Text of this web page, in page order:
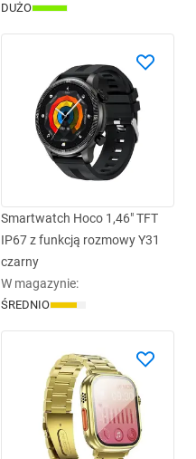
DUŻO
Smartwatch Hoco 1,46" TFT
IP67 z funkcją rozmowy Y31
czarny
W magazynie:
ŚREDNIO